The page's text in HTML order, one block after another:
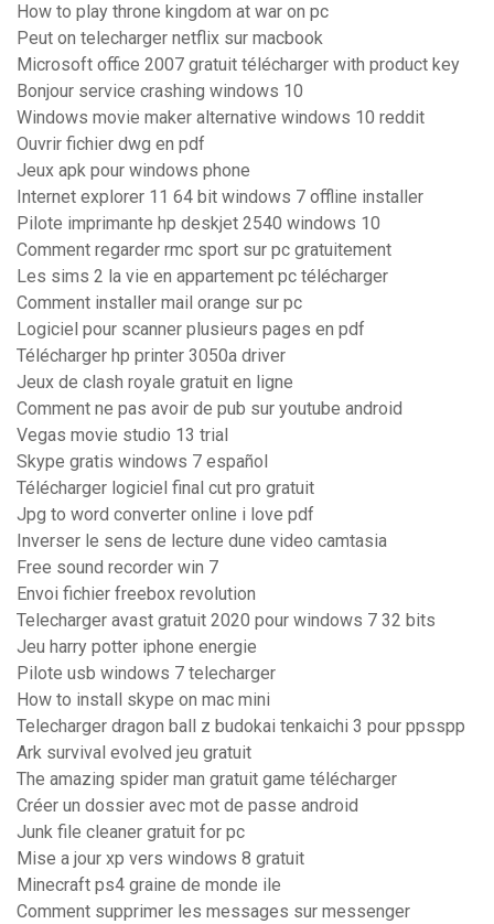
How to play throne kingdom at war on pc
Peut on telecharger netflix sur macbook
Microsoft office 2007 gratuit télécharger with product key
Bonjour service crashing windows 10
Windows movie maker alternative windows 10 reddit
Ouvrir fichier dwg en pdf
Jeux apk pour windows phone
Internet explorer 11 64 bit windows 7 offline installer
Pilote imprimante hp deskjet 2540 windows 10
Comment regarder rmc sport sur pc gratuitement
Les sims 2 la vie en appartement pc télécharger
Comment installer mail orange sur pc
Logiciel pour scanner plusieurs pages en pdf
Télécharger hp printer 3050a driver
Jeux de clash royale gratuit en ligne
Comment ne pas avoir de pub sur youtube android
Vegas movie studio 13 trial
Skype gratis windows 7 español
Télécharger logiciel final cut pro gratuit
Jpg to word converter online i love pdf
Inverser le sens de lecture dune video camtasia
Free sound recorder win 7
Envoi fichier freebox revolution
Telecharger avast gratuit 2020 pour windows 7 32 bits
Jeu harry potter iphone energie
Pilote usb windows 7 telecharger
How to install skype on mac mini
Telecharger dragon ball z budokai tenkaichi 3 pour ppsspp
Ark survival evolved jeu gratuit
The amazing spider man gratuit game télécharger
Créer un dossier avec mot de passe android
Junk file cleaner gratuit for pc
Mise a jour xp vers windows 8 gratuit
Minecraft ps4 graine de monde ile
Comment supprimer les messages sur messenger